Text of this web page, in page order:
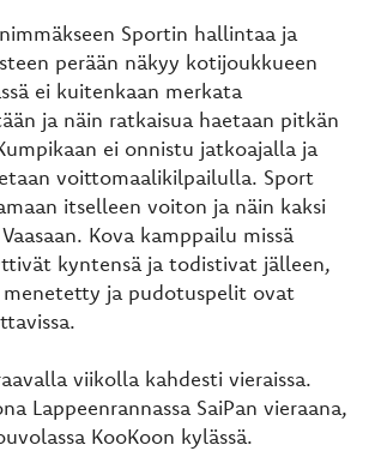
Sportin hallintaa ja
perään näkyy kotijoukkueen
ei kuitenkaan merkata
ja näin ratkaisua haetaan pitkän
ei onnistu jatkoajalla ja
voittomaalikilpailulla. Sport
itselleen voiton ja näin kaksi
Kova kamppailu missä
kyntensä ja todistivat jälleen,
ja pudotuspelit ovat
viikolla kahdesti vieraissa.
Lappeenrannassa SaiPan vieraana,
KooKoon kylässä.